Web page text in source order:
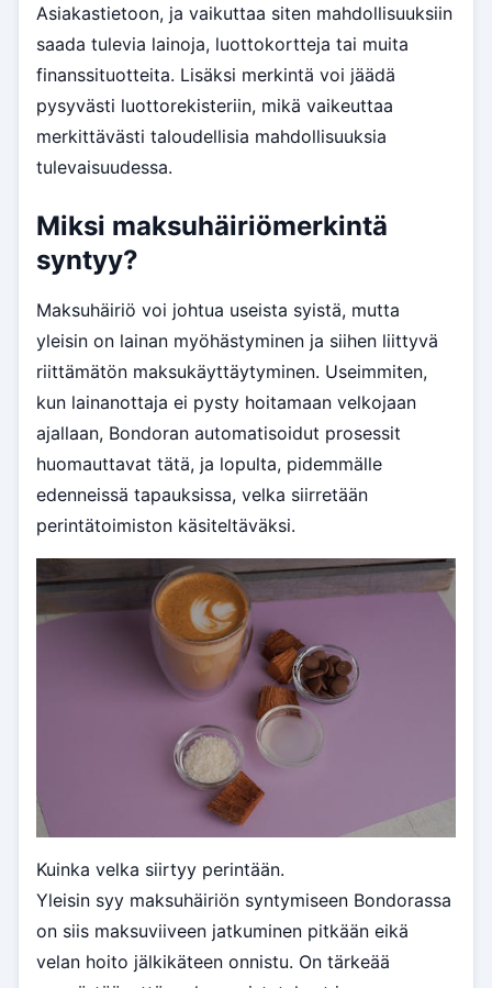
Asiakastietoon, ja vaikuttaa siten mahdollisuuksiin
saada tulevia lainoja, luottokortteja tai muita
finanssituotteita. Lisäksi merkintä voi jäädä
pysyvästi luottorekisteriin, mikä vaikeuttaa
merkittävästi taloudellisia mahdollisuuksia
tulevaisuudessa.
Miksi maksuhäiriömerkintä
syntyy?
Maksuhäiriö voi johtua useista syistä, mutta
yleisin on lainan myöhästyminen ja siihen liittyvä
riittämätön maksukäyttäytyminen. Useimmiten,
kun lainanottaja ei pysty hoitamaan velkojaan
ajallaan, Bondoran automatisoidut prosessit
huomauttavat tätä, ja lopulta, pidemmälle
edenneissä tapauksissa, velka siirretään
perintätoimiston käsiteltäväksi.
Kuinka velka siirtyy perintään.
Yleisin syy maksuhäiriön syntymiseen Bondorassa
on siis maksuviiveen jatkuminen pitkään eikä
velan hoito jälkikäteen onnistu. On tärkeää